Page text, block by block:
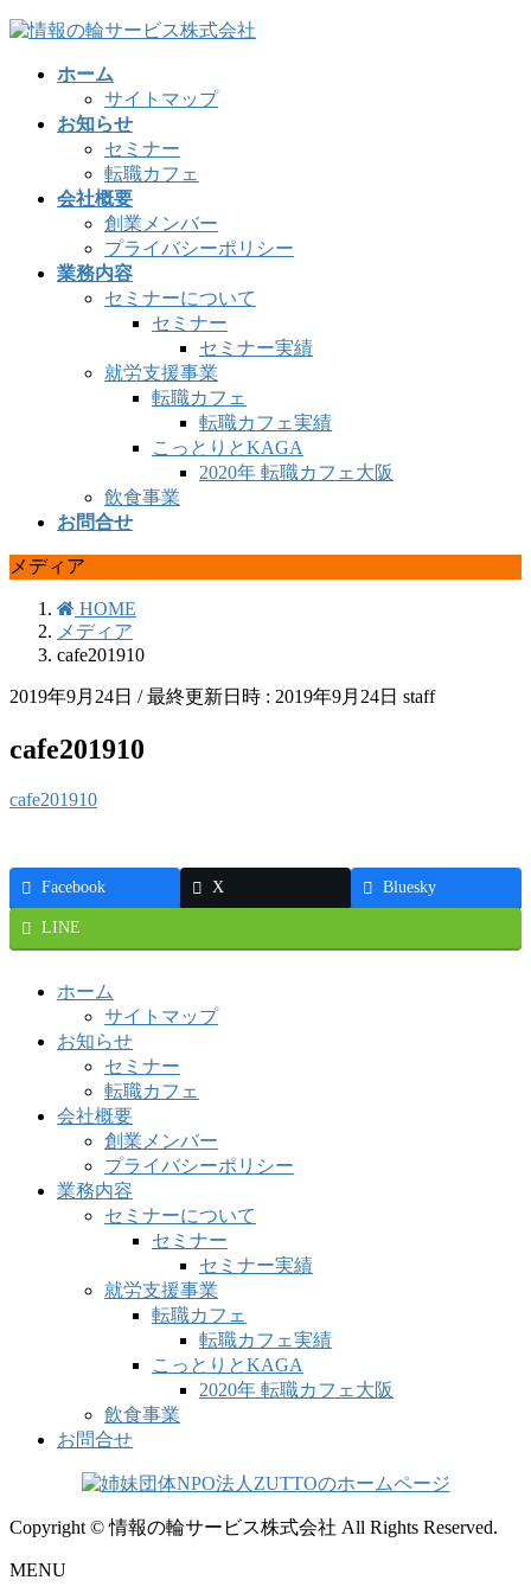
コ
ナ
ホーム
サイトマップ
お知らせ
セミナー
転職カフェ
会社概要
創業メンバー
プライバシーポリシー
業務内容
セミナーについて
セミナー
セミナー実績
就労支援事業
転職カフェ
転職カフェ実績
こっとりとKAGA
2020年 転職カフェ大阪
飲食事業
お問合せ
メディア
HOME
メディア
cafe201910
2019年9月24日 / 最終更新日時 : 2019年9月24日 staff
cafe201910
cafe201910
Facebook X Bluesky
LINE
ホーム
サイトマップ
お知らせ
セミナー
転職カフェ
会社概要
創業メンバー
プライバシーポリシー
業務内容
セミナーについて
セミナー
セミナー実績
就労支援事業
転職カフェ
転職カフェ実績
こっとりとKAGA
2020年 転職カフェ大阪
飲食事業
お問合せ
Copyright © 情報の輪サービス株式会社 All Rights Reserved.
MENU